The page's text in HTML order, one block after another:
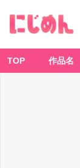
TOP 作品名